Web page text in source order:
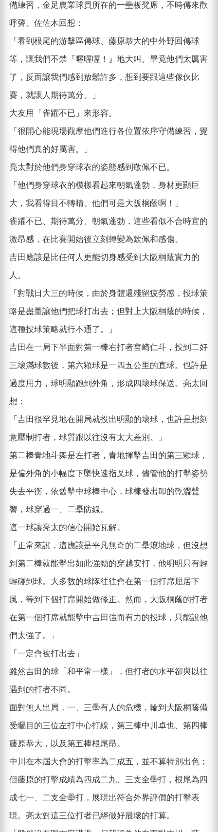
備練習，金足農業球員所在的一壘板凳席，不時傳來歡
呼聲。佐佐木回想：
「看到根尾的游擊區傳球、藤原恭大的中外野回傳球
等，讓我們不禁『喔喔喔！』地大叫。畢竟他們太厲害
了，反而讓我們感到放鬆許多，想到要跟這些傢伙比
賽，就讓人期待萬分。」
大友用「雀躍不已」來形容。
「很開心能現場觀摩他們進行各位置依序守備練習，覺
得他們真的好厲害。」
亮太對於他們身穿球衣的姿態感到敬佩不已。
「他們身穿球衣的模樣看起來朝氣蓬勃，身材更顯巨
大，我看得目不轉睛。他們可是大阪桐蔭啊！」
雀躍不已、期待萬分、朝氣蓬勃，這些看似不合時宜的
激昂感，在比賽開始後立刻轉變為欽佩和感傷。
吉田應該是比任何人更能切身感受到大阪桐蔭實力的
人。
「對戰日大三的時候，由於身體還殘留疲勞感，投球策
略是盡量讓他們把球打出去；但對上大阪桐蔭的時候，
這種投球策略就行不通了。」
吉田在一局下半面對第一棒右打者宮崎仁斗，投到二好
三壞滿球數後，第六顆球是一四五公里的直球。也許是
過度用力，球明顯跑到外角，形成四壞球保送。亮太回
想：
「吉田很罕見地在開局就投出明顯的壞球，也許是想刻
意壓制打者，球質跟以往沒有太大差別。」
第二棒青地斗舞是左打者，青地揮擊吉田的第三顆球，
是偏外角的小幅度下墜快速指叉球，儘管他的打擊姿勢
失去平衡，依舊擊中球棒中心，球棒發出叩的乾澀聲
響，球穿過一、二壘防線。
這一球讓亮太的信心開始瓦解。
「正常來說，這應該是平凡無奇的二壘滾地球，但沒想
到第二棒就能擊出如此強勁的穿越安打，他明明只有輕
輕碰到球。大多數的球隊往往會在第一個打席屈居下
風，等到下個打席開始做修正。然而，大阪桐蔭的打者
在第一個打席就能擊中吉田強而有力的投球，只能說他
們太強了。」
「一定會被打出去」
雖然吉田的球「和平常一樣」，但打者的水平卻與以往
遇到的打者不同。
面對無人出局，一、三壘有人的危機，輪到大阪桐蔭備
受矚目的三位左打中心打線，第三棒中川卓也、第四棒
藤原恭大，以及第五棒根尾昂。
中川在本屆大會的打擊率為二成五，並不算特別出色；
但藤原的打擊成績為四成二九、三支全壘打，根尾為四
成七一、二支全壘打，展現出符合外界評價的打擊表
現。亮太對這三位打者已經做好最壞的打算。